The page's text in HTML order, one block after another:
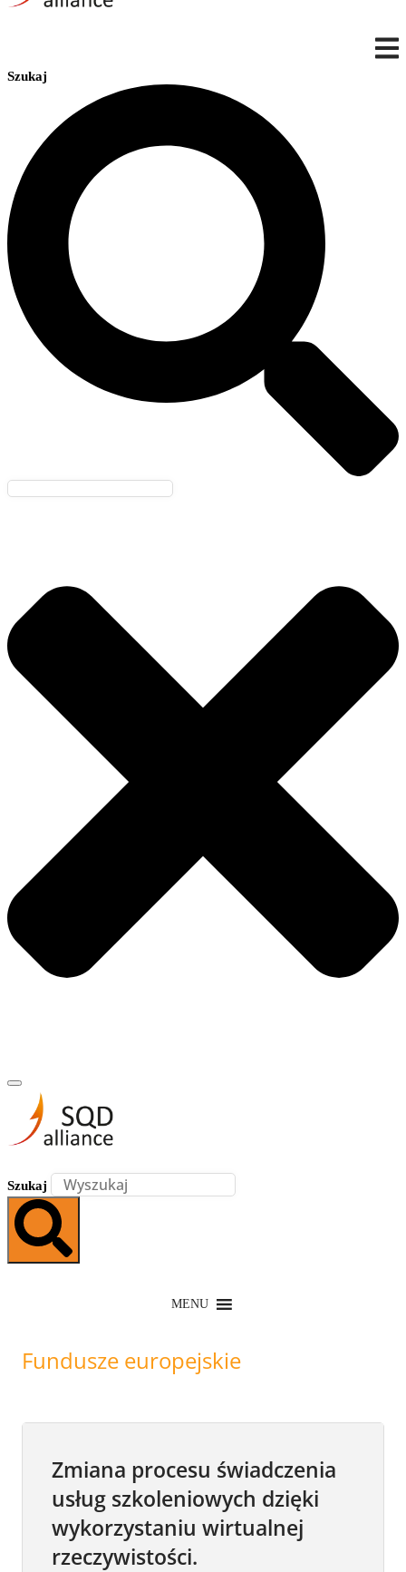
Szukaj
Szukaj
MENU
Fundusze europejskie
Zmiana procesu świadczenia
usług szkoleniowych dzięki
wykorzystaniu wirtualnej
rzeczywistości.